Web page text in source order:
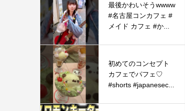
最後かわいそうwwww
#名古屋コンカフェ #
メイド カフェ #か...
初めてのコンセプト
カフェでパフェ♡
#shorts #japanesec...